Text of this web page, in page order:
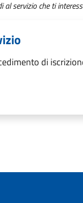
al servizio che ti
di